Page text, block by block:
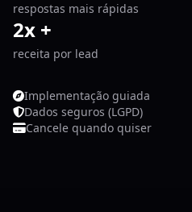
respostas mais rápidas
2x +
receita por lead
Implementação guiada
Dados seguros (LGPD)
Cancele quando quiser